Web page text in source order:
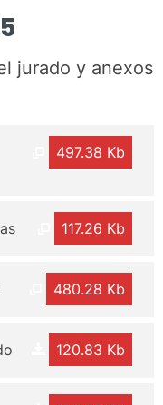
jurado y anexos
497.38 Kb
117.26 Kb
480.28 Kb
120.83 Kb